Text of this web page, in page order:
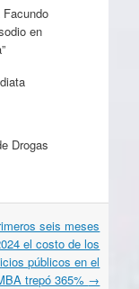
en
Drogas
seis meses
el costo de los
públicos en el
trepó 365% →